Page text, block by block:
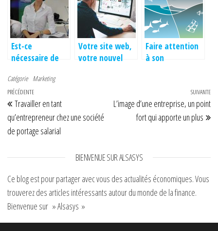
Est-ce
nécessaire de
fabricant de
stand parapluie
pour
l’exposition?
Votre site web,
votre nouvel
Faire attention
à son
lutter contre le
réchauffement
climatique.
Catégorie Marketing
Navigation de l’article
Article précédent
PRÉCÉDENTE
Travailler en tant
qu’entrepreneur chez une société
de portage salarial
SUIVANTE
L’image d’une entreprise, un point
fort qui apporte un plus
BIENVENUE SUR ALSASYS
Ce blog est pour partager avec vous des actualités économiques. Vous
trouverez des articles intéressants autour du monde de la finance.
Bienvenue sur » Alsasys »